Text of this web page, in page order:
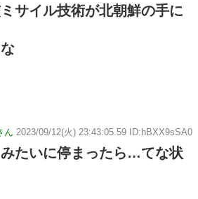
サイル技術が北朝鮮の手に
ん 2023/09/12(火) 23:43:05.59 ID:hBXX9sSA0
みたいに停まったら…てな状